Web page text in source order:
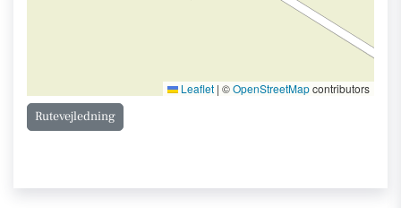
Leaflet | ©OpenStreetMapcontributors
Rutevejledning